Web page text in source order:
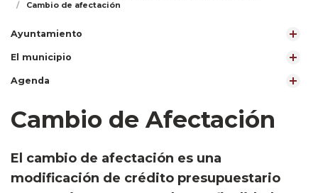
Cambio de afectación
Ayuntamiento
El municipio
Agenda
Cambio de Afectación
El cambio de afectación es una
modificación de crédito presupuestario